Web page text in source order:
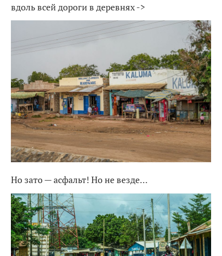
вдоль всей дороги в деревнях ->
Но зато — асфальт! Но не везде…